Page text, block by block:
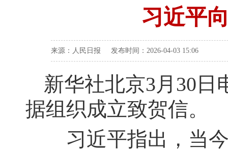
习近平
来源：人民日报 发布时间：2026-04-03 15:06
新华社北京3月30
据组织成立致贺信。
习近平指出，当今